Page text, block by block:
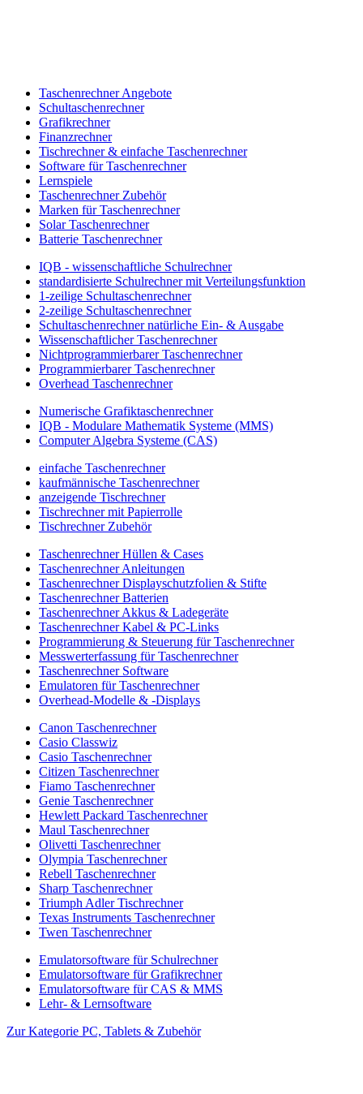
Taschenrechner Angebote
Schultaschenrechner
Grafikrechner
Finanzrechner
Tischrechner & einfache Taschenrechner
Software für Taschenrechner
Lernspiele
Taschenrechner Zubehör
Marken für Taschenrechner
Solar Taschenrechner
Batterie Taschenrechner
IQB - wissenschaftliche Schulrechner
standardisierte Schulrechner mit Verteilungsfunktion
1-zeilige Schultaschenrechner
2-zeilige Schultaschenrechner
Schultaschenrechner natürliche Ein- & Ausgabe
Wissenschaftlicher Taschenrechner
Nichtprogrammierbarer Taschenrechner
Programmierbarer Taschenrechner
Overhead Taschenrechner
Numerische Grafiktaschenrechner
IQB - Modulare Mathematik Systeme (MMS)
Computer Algebra Systeme (CAS)
einfache Taschenrechner
kaufmännische Taschenrechner
anzeigende Tischrechner
Tischrechner mit Papierrolle
Tischrechner Zubehör
Taschenrechner Hüllen & Cases
Taschenrechner Anleitungen
Taschenrechner Displayschutzfolien & Stifte
Taschenrechner Batterien
Taschenrechner Akkus & Ladegeräte
Taschenrechner Kabel & PC-Links
Programmierung & Steuerung für Taschenrechner
Messwerterfassung für Taschenrechner
Taschenrechner Software
Emulatoren für Taschenrechner
Overhead-Modelle & -Displays
Canon Taschenrechner
Casio Classwiz
Casio Taschenrechner
Citizen Taschenrechner
Fiamo Taschenrechner
Genie Taschenrechner
Hewlett Packard Taschenrechner
Maul Taschenrechner
Olivetti Taschenrechner
Olympia Taschenrechner
Rebell Taschenrechner
Sharp Taschenrechner
Triumph Adler Tischrechner
Texas Instruments Taschenrechner
Twen Taschenrechner
Emulatorsoftware für Schulrechner
Emulatorsoftware für Grafikrechner
Emulatorsoftware für CAS & MMS
Lehr- & Lernsoftware
Zur Kategorie PC, Tablets & Zubehör